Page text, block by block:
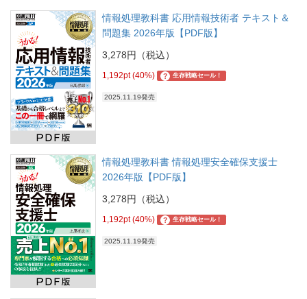
情報処理教科書 応用情報技術者 テキスト＆
問題集 2026年版【PDF版】
3,278円（税込）
1,192pt (40%) ? 生存戦略セール！
2025.11.19発売
情報処理教科書 情報処理安全確保支援士
2026年版【PDF版】
3,278円（税込）
1,192pt (40%) ? 生存戦略セール！
2025.11.19発売